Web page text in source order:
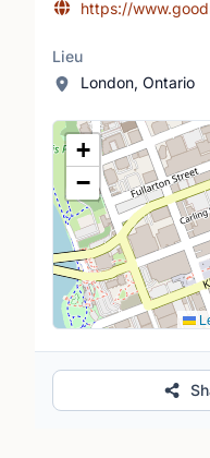
https://
Lieu
London, Ontario
Lieu
+
−